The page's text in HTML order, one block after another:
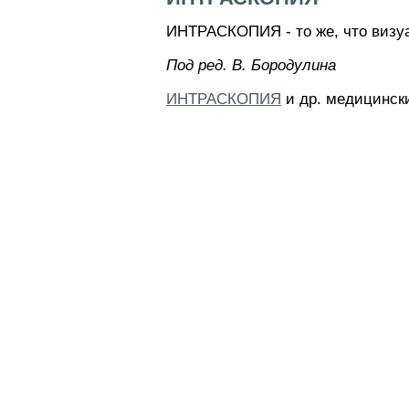
ИНТРАСКОПИЯ - то же, что
Пoд peд. B. Бopoдyлинa
ИНТРАСКОПИЯ и др.